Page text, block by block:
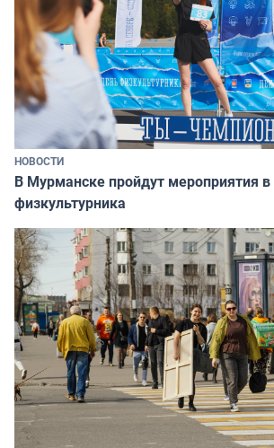
НОВОСТИ
В Мурманске пройдут мероприятия в
физкультурника